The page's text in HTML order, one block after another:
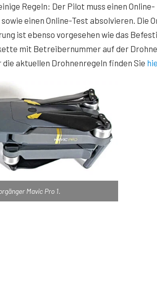
Regeln: Der Pilot muss einen Online-
einen Online-Test absolvieren. Die
ist ebenso vorgesehen wie das
mit Betreibernummer auf der
die aktuellen Drohnenregeln finden Sie
Mavic Pro 1.